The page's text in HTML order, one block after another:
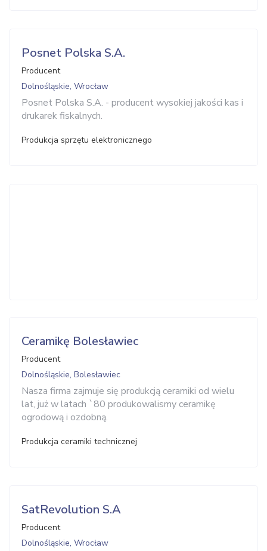
Posnet Polska S.A.
Producent
Dolnośląskie, Wrocław
Posnet Polska S.A. - producent wysokiej jakości kas i
drukarek fiskalnych.
Produkcja sprzętu elektronicznego
Ceramikę Bolesławiec
Producent
Dolnośląskie, Bolesławiec
Nasza firma zajmuje się produkcją ceramiki od wielu
lat, już w latach `80 produkowalismy ceramikę
ogrodową i ozdobną.
Produkcja ceramiki technicznej
SatRevolution S.A
Producent
Dolnośląskie, Wrocław